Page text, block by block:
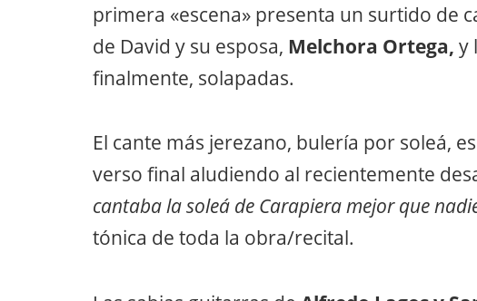
primera «escena» presenta un surtido de
de David y su esposa, Melchora Ortega, y
finalmente, solapadas.
El cante más jerezano, bulería por soleá,
verso final aludiendo al recientemente
cantaba la soleá de Carapiera mejor que
tónica de toda la obra/recital.